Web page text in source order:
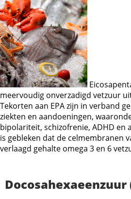
meervoudig onverzadigd vetzuur
Tekorten aan EPA zijn in verband
ziekten en aandoeningen,
bipolariteit, schizofrenie, ADHD en
is gebleken dat de celmembranen
verlaagd gehalte omega 3 en 6
Docosahexaeenzuur